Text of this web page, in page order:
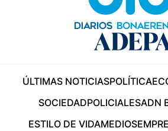
ÚLTIMAS NOTICIASPOLÍTICA
SOCIEDADPOLICIALESADN
ESTILO DE VIDAMEDIOS